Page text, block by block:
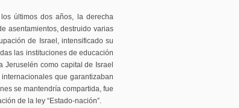
últimos dos años, la derecha
asentamientos, destruido varias
de Israel, intensificado su
las instituciones de educación
Jeruselén como capital de Israel
que garantizaban
se mantendría compartida, fue
de la ley “Estado-nación”.